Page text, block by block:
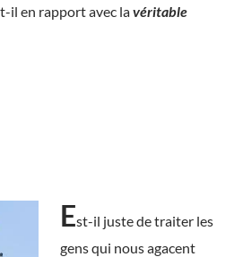
il en rapport avec lavéritable
Est-il juste de traiter les
gens qui nous agacent